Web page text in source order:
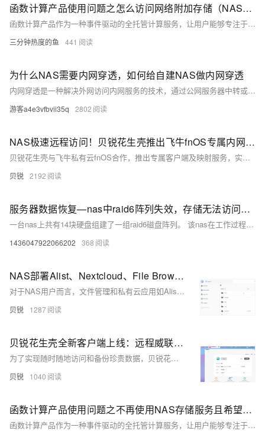
函数计算产品使用问题之怎么访问网络附加存储（NAS）存储模型文件
函数计算产品作为一种事件驱动的全托管计算服务，让用户能够专注于业务逻辑的编写，而无需关心底层服务器的管理与运维。你可以有效地利用函数计算产品来支撑各类应用场景，从简单的数据处理到复杂的业务逻辑，实现快速、高效、低成本的云上部署与运维。以下是一些关于使用函数计算产品的合集和要点，帮助你更好地理解和应用这一服务。
三分钟热度的鱼 441
为什么NAS需要内网穿透，如何给自建NAS做内网穿透
内网穿透是一种解决外网访问内网服务的技术，通过公网服务器中转或直连方式，实现对家中的NAS、摄像头等设备的远程访问。文章详细介绍了内网与外网的区别、NAS为何需要内网穿透，以及两种主要实现方式：端口转发和P2P直连。同时列举了常见工具如NAT123、FRP、Ngrok和Infortress，分别适合不同技术基础的用户。总结指出，内网穿透让远程访问变得便捷，而相关工具则降低了使用门槛，让更多人受益于这项技术。
游客a4e3vfbvii35q 2802
NAS极速远程访问！贝锐花生壳推出飞牛fnOS专属内网穿透服务
贝锐花生壳与飞牛私有云fnOS合作，推出专属客户端及映射服务，实现3倍传输速率提升。用户只需在fnOS应用中心搜索“花生壳”，一键安装即可享受高速、稳定、安全的远程NAS访问体验。
贝锐 2192
服务器数据恢复—nas中raid6阵列失效，存储无法访问的数据恢复案例
一台nas上共有14块硬盘组建了一组raid6磁盘阵列。 该nas在工作过程中，raid6阵列中硬盘出现故障离线，导致raid6阵列失效，nas无法正常访问。
1436047922066202 368
NAS部署Alist、Nextcloud、File Browser，贝锐花生壳实现远程访问
对于NAS用户而言，文件管理和私有云应用如Alist、Nextcloud、File Browser等已成为标配。这些应用不仅能在Synology、QNAP等品牌设备上轻松安装，还可通过Docker容器便捷部署。借助贝锐花生壳Docker版，用户无需公网IP和复杂路由器配置，即可实现远程访问和管理文件资源。通过下载并加载贝锐花生壳镜像、启动容器及配置服务，即可生成固定访问域名，轻松实现远程访问。
贝锐 1287
贝锐花生壳全新客户端上线：远程威联通NAS，无需公网IP、简单3步！
为了实现随时随地访问和备份珍贵数据，贝锐花生壳推出专为威联通NAS设计的内网穿透方案。用户只需通过威联通NAS应用中心一键安装，即可享受无需公网IP的远程访问便利。此外，贝锐花生壳还提供自动部署HTTPS证书和访问控制功能，确保数据传输的安全性。群晖NAS用户同样可以通过套件中心一键安装使用。
贝锐 1040
函数计算产品使用问题之不再使用NAS存储服务且希望停止扣费时，该如何操作
函数计算产品作为一种事件驱动的全托管计算服务，让用户能够专注于业务逻辑的编写，而无需关心底层服务器的管理与运维。你可以有效地利用函数计算产品来支撑各类应用场景，从简单的数据处理到复杂的业务逻辑，实现快速、高效、低成本的云上部署与运维。以下是一些关于使用函数计算产品的合集和要点，帮助你更好地理解和应用这一服务。